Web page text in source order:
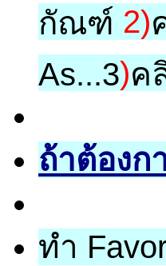
กัณฑ์ 2)
As...3)ค
ถ้าต้องก
ทำ